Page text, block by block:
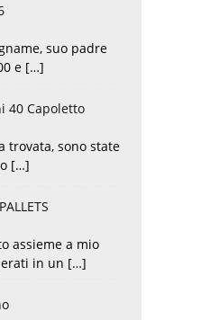
suo padre
e […]
40 Capoletto
trovata, sono state
[…]
assieme a mio
in un […]